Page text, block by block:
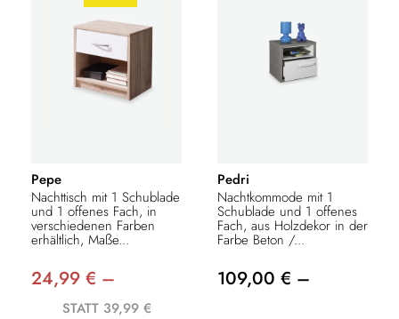
Pepe
Nachttisch mit 1 Schublade
und 1 offenes Fach, in
verschiedenen Farben
erhältlich, Maße...
24,99 € –
STATT 39,99 €
Pedri
Nachtkommode mit 1
Schublade und 1 offenes
Fach, aus Holzdekor in der
Farbe Beton /...
109,00 € –